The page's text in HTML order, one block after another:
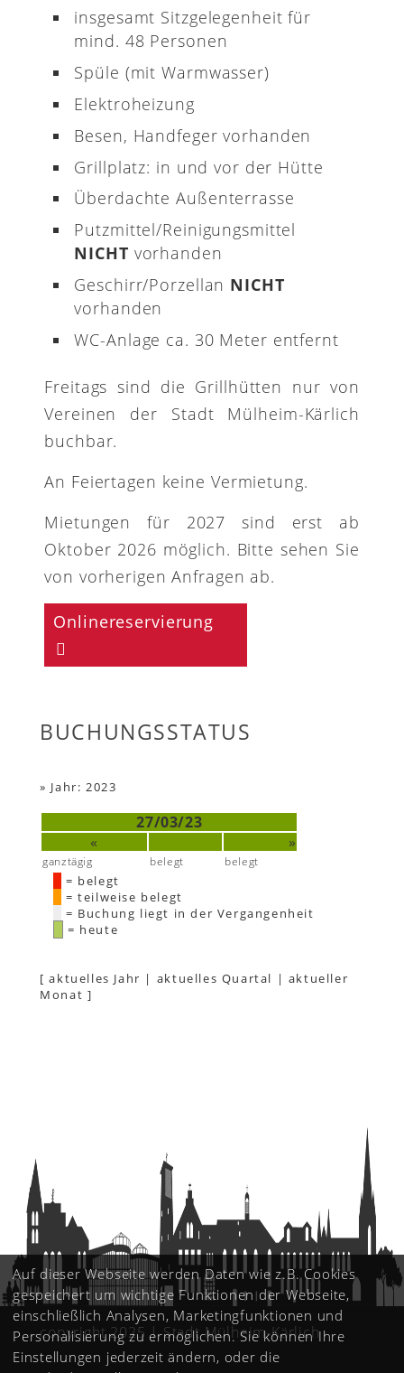
insgesamt Sitzgelegenheit für
mind. 48 Personen
Spüle (mit Warmwasser)
Elektroheizung
Besen, Handfeger vorhanden
Grillplatz: in und vor der Hütte
Überdachte Außenterrasse
Putzmittel/Reinigungsmittel
NICHT vorhanden
Geschirr/Porzellan NICHT
vorhanden
WC-Anlage ca. 30 Meter entfernt
Freitags sind die Grillhütten nur von
Vereinen der Stadt Mülheim-Kärlich
buchbar.
An Feiertagen keine Vermietung.
Mietungen für 2027 sind erst ab
Oktober 2026 möglich. Bitte sehen Sie
von vorherigen Anfragen ab.
Onlinereservierung
BUCHUNGSSTATUS
» Jahr: 2023
27/03/23
«
»
ganztägig belegt belegt
= belegt
= teilweise belegt
= Buchung liegt in der Vergangenheit
= heute
[aktuelles Jahr | aktuelles Quartal | aktueller
Monat ]
copyright 2025 | Stadt Mülheim-Kärlich
Auf dieser Webseite werden Daten wie z.B. Cookies
gespeichert um wichtige Funktionen der Webseite,
einschließlich Analysen, Marketingfunktionen und
Personalisierung zu ermöglichen. Sie können Ihre
Einstellungen jederzeit ändern, oder die